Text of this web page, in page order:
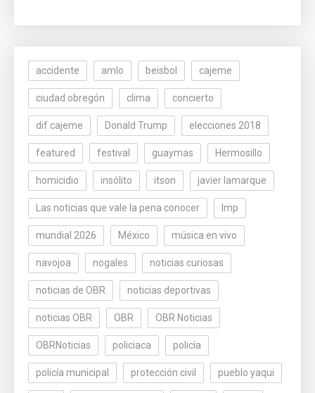
accidente amlo beisbol cajeme
ciudad obregón clima concierto
dif cajeme Donald Trump elecciones 2018
featured festival guaymas Hermosillo
homicidio insólito itson javier lamarque
Las noticias que vale la pena conocer lmp
mundial 2026 México música en vivo
navojoa nogales noticias curiosas
noticias de OBR noticias deportivas
noticias OBR OBR OBR Noticias
OBRNoticias policiaca policía
policía municipal protección civil pueblo yaqui